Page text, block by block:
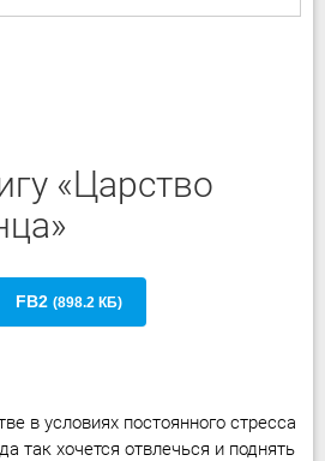
«Царство
FB2 (898.2 КБ)
в условиях постоянного стресса
так хочется отвлечься и поднять